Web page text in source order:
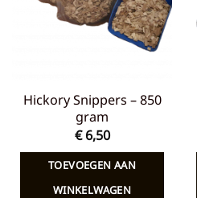
Hickory Snippers – 850
gram
€6,50
TOEVOEGEN AAN
WINKELWAGEN